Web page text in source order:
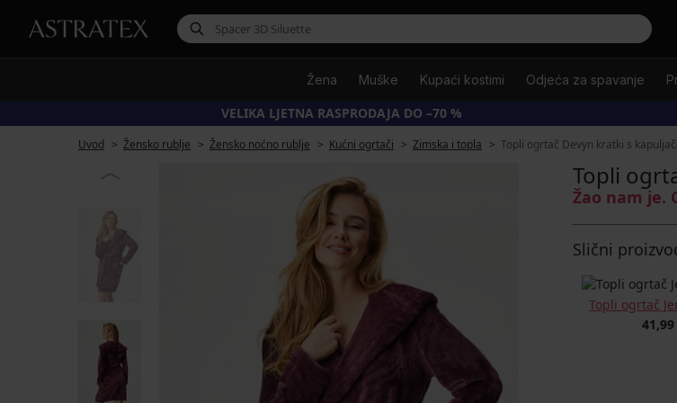
Žena Muške Kupaći kostimi Odjeća za spavanje
VELIKA LJETNA RASPRODAJA DO –70 %
Uvod Žensko rublje Žensko noćno rublje Kućni ogrtači Zimska i topla Topli ogrtač Devyn kratki s
Topli
Žao nam je.
Slični
Topli ogrtač
41,99